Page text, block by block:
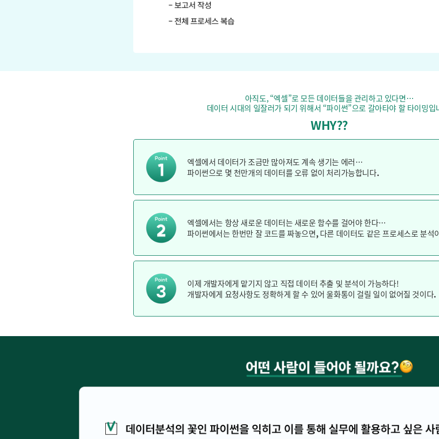
아직도, “엑셀”로 모든 데이터들을 관리하고 있다면…
데이터 시대의 일잘러가 되기 위해서 “파이썬”으로 갈아타야 할 타이밍입
WHY??
엑셀에서 데이터가 조금만 많아져도 계속 생기는 에러…
파이썬으로 몇 천만개의 데이터를 오류 없이 처리가능합니다.
엑셀에서는 항상 새로운 데이터는 새로운 함수를 걸어야 한다…
파이썬에서는 한번만 잘 코드를 짜놓으면, 다른 데이터도 같은 프로세스로 분석
이제 개발자에게 맡기지 않고 직접 데이터 추출 및 분석이 가능하다!
개발자에게 요청사항도 정확하게 할 수 있어 울화통이 걸릴 일이 없어질 것이다.